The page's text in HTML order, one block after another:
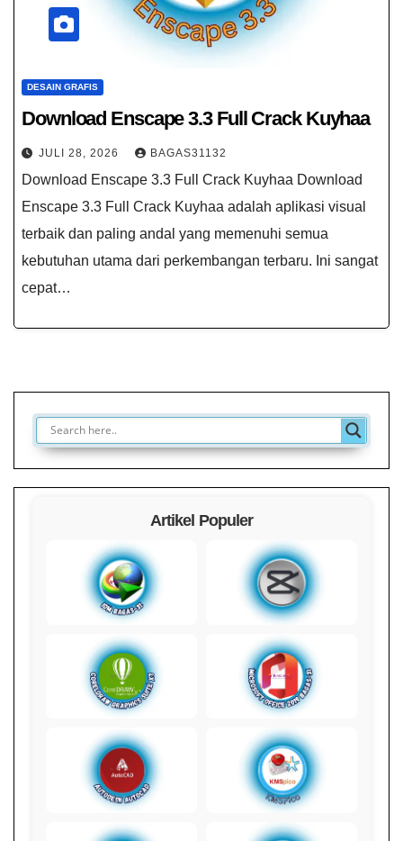
DESAIN GRAFIS
Download Enscape 3.3 Full Crack Kuyhaa
JULI 28, 2026 BAGAS31132
Download Enscape 3.3 Full Crack Kuyhaa Download
Enscape 3.3 Full Crack Kuyhaa adalah aplikasi visual
terbaik dan paling andal yang memenuhi semua
kebutuhan utama dari perkembangan terbaru. Ini sangat
cepat…
Artikel Populer